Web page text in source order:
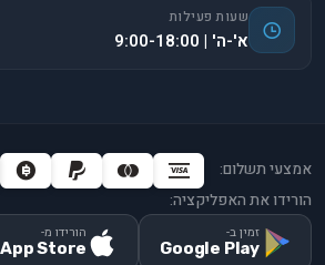
שעות פעילות
א'-ה' | 9:00-18:00
אמצעי תשלום:
הורידו את האפליקציה:
זמין ב-
Google Play
הורידו מ-
App Store